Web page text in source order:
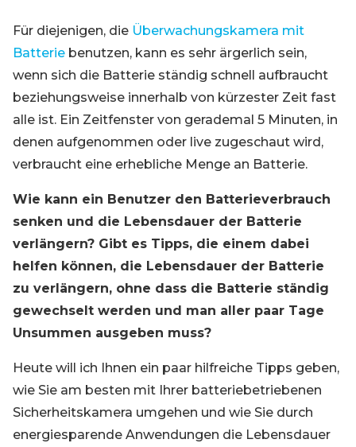
Für diejenigen, die Überwachungskamera mit
Batterie benutzen, kann es sehr ärgerlich sein,
wenn sich die Batterie ständig schnell aufbraucht
beziehungsweise innerhalb von kürzester Zeit fast
alle ist. Ein Zeitfenster von gerademal 5 Minuten, in
denen aufgenommen oder live zugeschaut wird,
verbraucht eine erhebliche Menge an Batterie.
Wie kann ein Benutzer den Batterieverbrauch
senken und die Lebensdauer der Batterie
verlängern? Gibt es Tipps, die einem dabei
helfen können, die Lebensdauer der Batterie
zu verlängern, ohne dass die Batterie ständig
gewechselt werden und man aller paar Tage
Unsummen ausgeben muss?
Heute will ich Ihnen ein paar hilfreiche Tipps geben,
wie Sie am besten mit Ihrer batteriebetriebenen
Sicherheitskamera umgehen und wie Sie durch
energiesparende Anwendungen die Lebensdauer